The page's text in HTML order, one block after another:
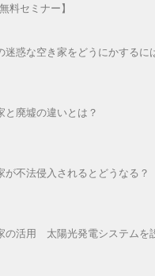
料セミナー】
迷惑な空き家をどうにかするに
と廃墟の違いとは？
が不法侵入されるとどうなる？
の活用 太陽光発電システムを